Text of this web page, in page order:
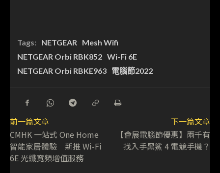
Tags: NETGEAR
Mesh Wifi
NETGEAR Orbi RBK852 Wi-Fi 6E
NETGEAR Orbi RBKE963 電腦節2022
前一篇文章
CMHK 一站式 One Home
智能家居體驗 新推 Wi-Fi
6E 光纖寬頻增值服務
下一篇文章
【會展電腦節優惠】兩千有
找入手黑鯊 4 電競手機？